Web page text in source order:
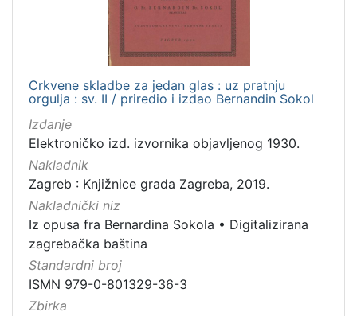
Crkvene skladbe za jedan glas : uz pratnju
orgulja : sv. II / priredio i izdao Bernandin Sokol
Izdanje
Elektroničko izd. izvornika objavljenog 1930.
Nakladnik
Zagreb : Knjižnice grada Zagreba, 2019.
Nakladnički niz
Iz opusa fra Bernardina Sokola • Digitalizirana
zagrebačka baština
Standardni broj
ISMN 979-0-801329-36-3
Zbirka